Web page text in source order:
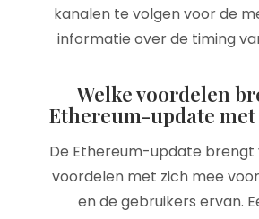
kanalen te volgen voor de
informatie over de timing
Welke voordelen
Ethereum-update met
De Ethereum-update brengt
voordelen met zich mee
en de gebruikers ervan.